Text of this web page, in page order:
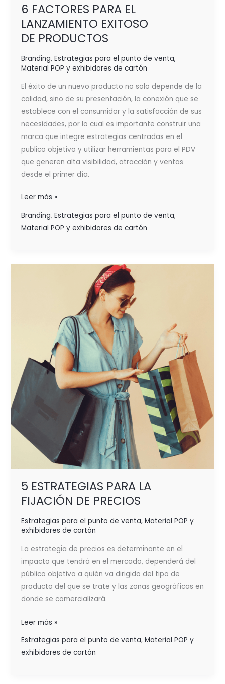
6 FACTORES PARA EL
LANZAMIENTO EXITOSO
DE PRODUCTOS
Branding, Estrategias para el punto de venta,
Material POP y exhibidores de cartón
El éxito de un nuevo producto no solo depende de la
calidad, sino de su presentación, la conexión que se
establece con el consumidor y la satisfacción de sus
necesidades, por lo cual es importante construir una
marca que integre estrategias centradas en el
publico objetivo y utilizar herramientas para el PDV
que generen alta visibilidad, atracción y ventas
desde el primer día.
Leer más »
Branding, Estrategias para el punto de venta,
Material POP y exhibidores de cartón
5 ESTRATEGIAS PARA LA
FIJACIÓN DE PRECIOS
Estrategias para el punto de venta, Material POP y
exhibidores de cartón
La estrategia de precios es determinante en el
impacto que tendrá en el mercado, dependerá del
público objetivo a quién va dirigido del tipo de
producto del que se trate y las zonas geográficas en
donde se comercializará.
DE PRECIOS
Leer más »
Estrategias para el punto de venta, Material POP y
exhibidores de cartón